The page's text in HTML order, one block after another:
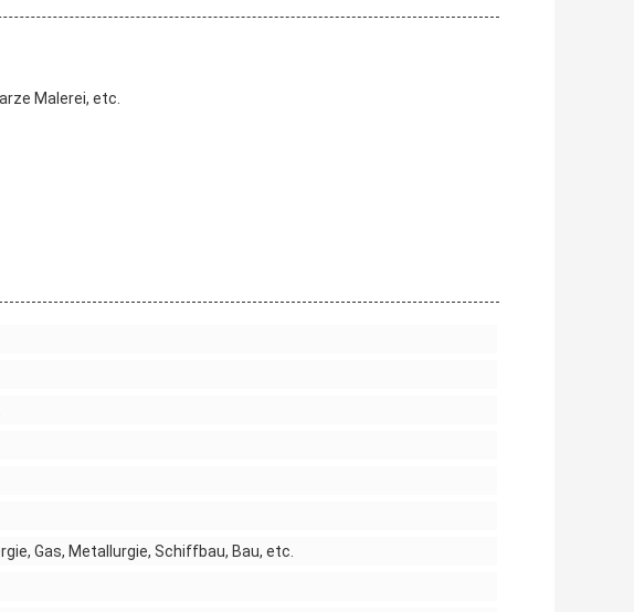
Malerei, etc.
Gas, Metallurgie, Schiffbau, Bau, etc.